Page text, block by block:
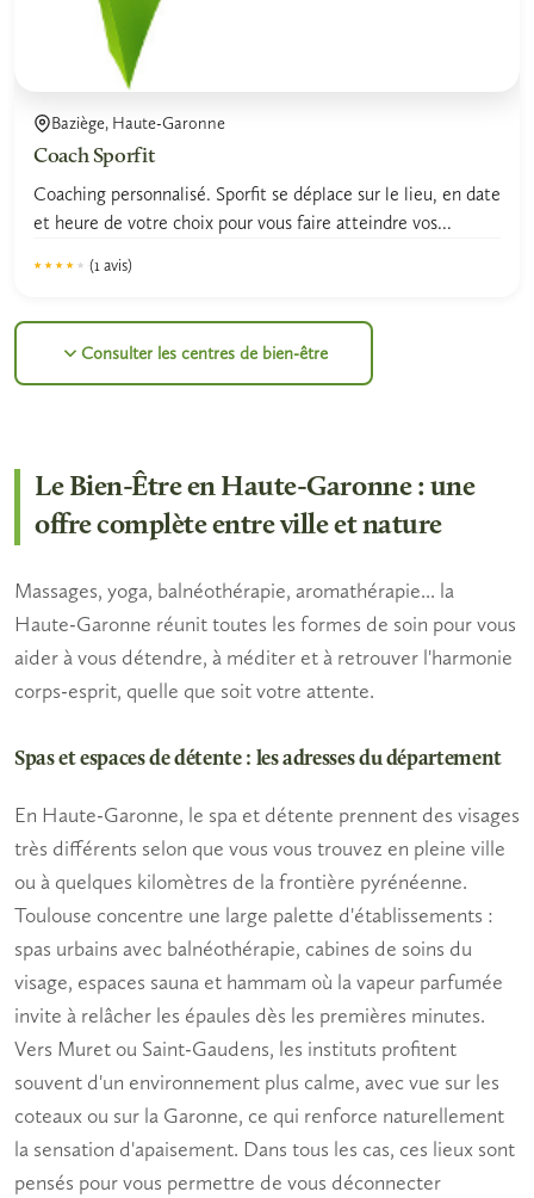
Baziège, Haute-Garonne
Coach Sporfit
Coaching personnalisé. Sporfit se déplace sur le lieu, en date
et heure de votre choix pour vous faire atteindre vos...
★★★★★
★★★★★ (1 avis)
Consulter les centres de bien-être
Le Bien-Être en Haute-Garonne : une
offre complète entre ville et nature
Massages, yoga, balnéothérapie, aromathérapie... la
Haute-Garonne réunit toutes les formes de soin pour vous
aider à vous détendre, à méditer et à retrouver l'harmonie
corps-esprit, quelle que soit votre attente.
Spas et espaces de détente : les adresses du département
En Haute-Garonne, le spa et détente prennent des visages
très différents selon que vous vous trouvez en pleine ville
ou à quelques kilomètres de la frontière pyrénéenne.
Toulouse concentre une large palette d'établissements :
spas urbains avec balnéothérapie, cabines de soins du
visage, espaces sauna et hammam où la vapeur parfumée
invite à relâcher les épaules dès les premières minutes.
Vers Muret ou Saint-Gaudens, les instituts profitent
souvent d'un environnement plus calme, avec vue sur les
coteaux ou sur la Garonne, ce qui renforce naturellement
la sensation d'apaisement. Dans tous les cas, ces lieux sont
pensés pour vous permettre de vous déconnecter